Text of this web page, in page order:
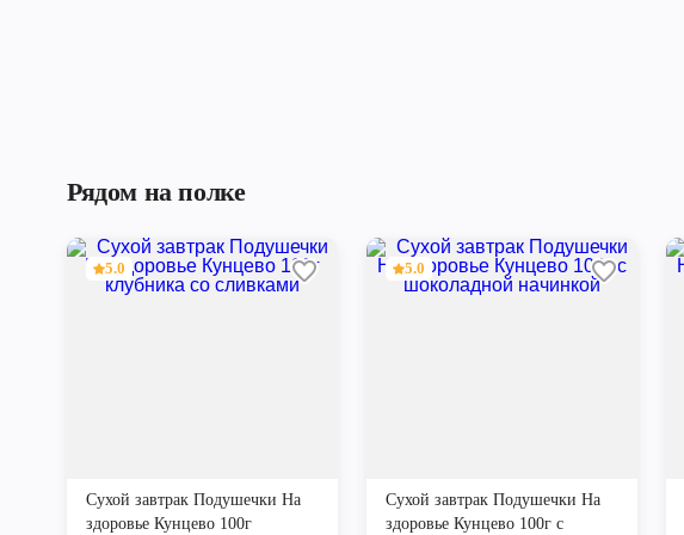
Рядом на полке
5.0
Сухой завтрак Подушечки На
здоровье Кунцево 100г
5.0
Сухой завтрак Подушечки На
здоровье Кунцево 100г с